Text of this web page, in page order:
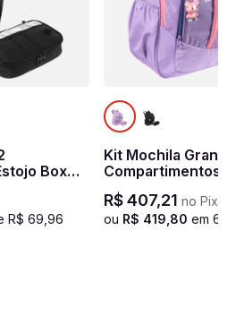
Box
R$ 69 96
Kit Mochila
Compartimentos
R$407,21 no Pix
ou R$ 419 80 em 6